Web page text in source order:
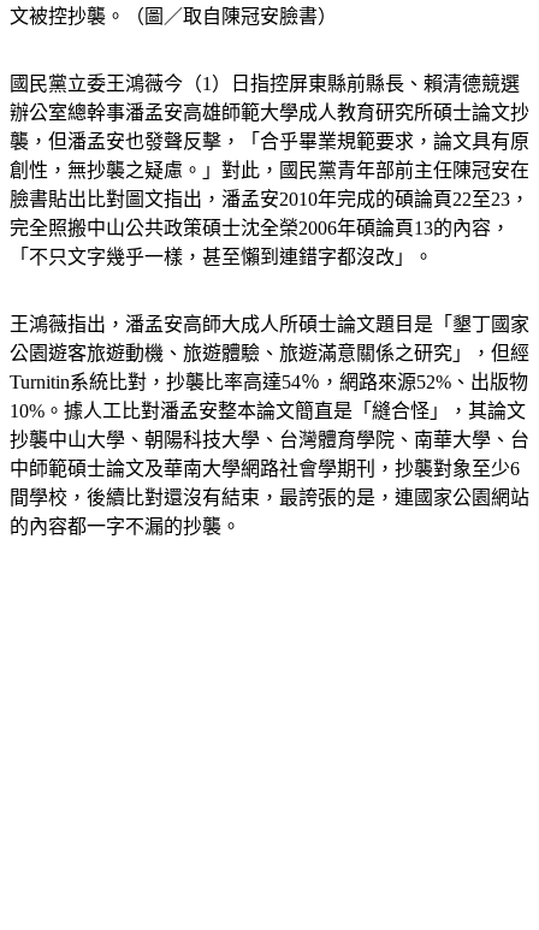
辦公室總幹事潘孟安高雄師範大學成人教育研究所碩士論文抄
襲，但潘孟安也發聲反擊，「合乎畢業規範要求，論文具有原
創性，無抄襲之疑慮。」對此，國民黨青年部前主任陳冠安在
臉書貼出比對圖文指出，潘孟安2010年完成的碩論頁22至23，
完全照搬中山公共政策碩士沈全榮2006年碩論頁13的內容，
「不只文字幾乎一樣，甚至懶到連錯字都沒改」。
公園遊客旅遊動機、旅遊體驗、旅遊滿意關係之研究」，但經
Turnitin系統比對，抄襲比率高達54％，網路來源52%、出版物
10%。據人工比對潘孟安整本論文簡直是「縫合怪」，其論文
抄襲中山大學、朝陽科技大學、台灣體育學院、南華大學、台
中師範碩士論文及華南大學網路社會學期刊，抄襲對象至少6
間學校，後續比對還沒有結束，最誇張的是，連國家公園網站
的內容都一字不漏的抄襲。